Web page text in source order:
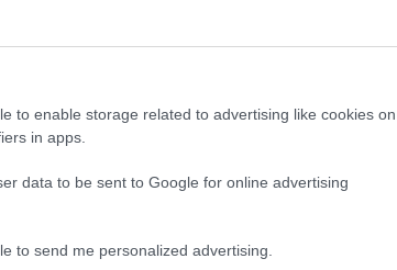
to enable storage related to advertising like cookies on
in apps.
data to be sent to Google for online advertising
to send me personalized advertising.